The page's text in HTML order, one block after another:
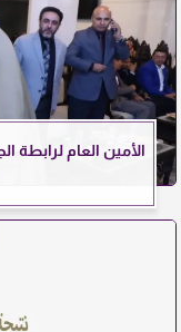
الأمين العام لرابطة